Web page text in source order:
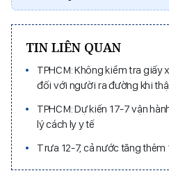
TIN LIÊN QUAN
TPHCM: Không kiểm tra giấy
đối với người ra đường khi
TPHCM: Dự kiến 17-7 vận
lý cách ly y tế
Trưa 12-7, cả nước tăng thêm